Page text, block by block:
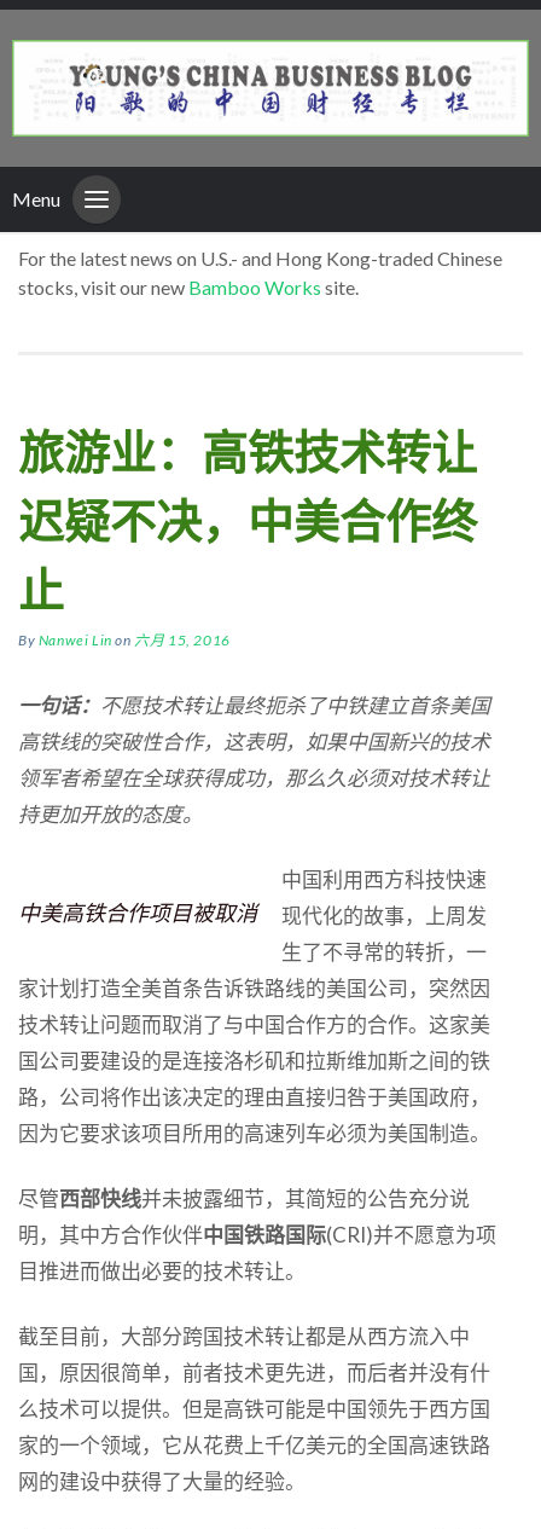
Menu
For the latest news on U.S.- and Hong Kong-traded Chinese
stocks, visit our new Bamboo Works site.
旅游业：高铁技术转让
迟疑不决，中美合作终
止
By Nanwei Lin on 六月 15, 2016
一句话： 不愿技术转让最终扼杀了中铁建立首条美国
高铁线的突破性合作，这表明，如果中国新兴的技术
领军者希望在全球获得成功，那么久必须对技术转让
持更加开放的态度。
中美高铁合作项目被取消
中国利用西方科技快速
现代化的故事，上周发
生了不寻常的转折，一
家计划打造全美首条告诉铁路线的美国公司，突然因
技术转让问题而取消了与中国合作方的合作。这家美
国公司要建设的是连接洛杉矶和拉斯维加斯之间的铁
路，公司将作出该决定的理由直接归咎于美国政府，
因为它要求该项目所用的高速列车必须为美国制造。
尽管西部快线并未披露细节，其简短的公告充分说
明，其中方合作伙伴中国铁路国际(CRI)并不愿意为项
目推进而做出必要的技术转让。
截至目前，大部分跨国技术转让都是从西方流入中
国，原因很简单，前者技术更先进，而后者并没有什
么技术可以提供。但是高铁可能是中国领先于西方国
家的一个领域，它从花费上千亿美元的全国高速铁路
网的建设中获得了大量的经验。